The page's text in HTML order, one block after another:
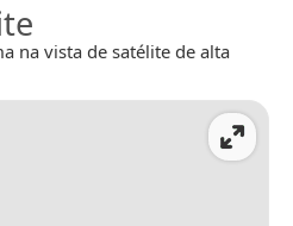
na vista de satélite de alta